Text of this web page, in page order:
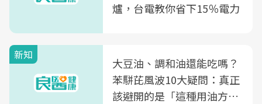
爐，台電教你省下15％電力
新知
大豆油、調和油還能吃嗎？
苯駢芘風波10大疑問：真正
該避開的是「這種用油方